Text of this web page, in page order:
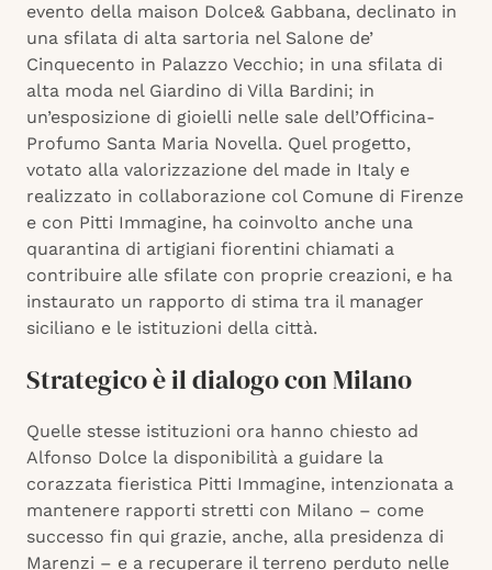
evento della maison Dolce& Gabbana, declinato in
una sfilata di alta sartoria nel Salone de’
Cinquecento in Palazzo Vecchio; in una sfilata di
alta moda nel Giardino di Villa Bardini; in
un’esposizione di gioielli nelle sale dell’Officina-
Profumo Santa Maria Novella. Quel progetto,
votato alla valorizzazione del made in Italy e
realizzato in collaborazione col Comune di Firenze
e con Pitti Immagine, ha coinvolto anche una
quarantina di artigiani fiorentini chiamati a
contribuire alle sfilate con proprie creazioni, e ha
instaurato un rapporto di stima tra il manager
siciliano e le istituzioni della città.
Strategico è il dialogo con Milano
Quelle stesse istituzioni ora hanno chiesto ad
Alfonso Dolce la disponibilità a guidare la
corazzata fieristica Pitti Immagine, intenzionata a
mantenere rapporti stretti con Milano – come
successo fin qui grazie, anche, alla presidenza di
Marenzi – e a recuperare il terreno perduto nelle